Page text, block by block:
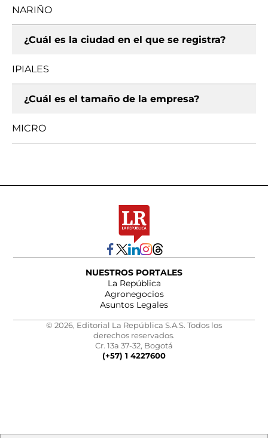
NARIÑO
¿Cuál es la ciudad en el que se registra?
IPIALES
¿Cuál es el tamaño de la empresa?
MICRO
NUESTROS PORTALES
La República
Agronegocios
Asuntos Legales
© 2026, Editorial La República S.A.S. Todos los
derechos reservados.
Cr. 13a 37-32, Bogotá
(+57) 1 4227600